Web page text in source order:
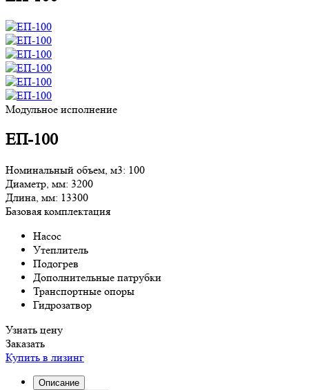
Модульное исполнение
ЕП-100
Номинальный объем, м3: 100
Диаметр, мм: 3200
Длина, мм: 13300
Базовая комплектация
Насос
Утеплитель
Подогрев
Дополнительные патрубки
Транспортные опоры
Гидрозатвор
Узнать цену
Заказать
Купить в лизинг
Описание